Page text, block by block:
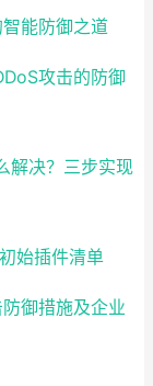
能防御之道
攻击的防御
解决？三步实现
始插件清单
御措施及企业